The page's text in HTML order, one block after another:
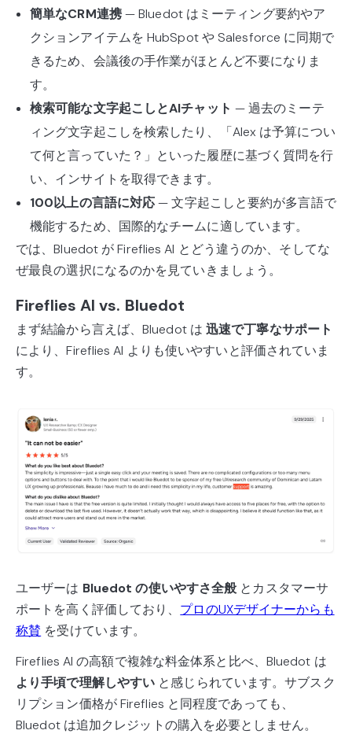
簡単なCRM連携— Bluedot はミーティング要約やア
クションアイテムを HubSpot や Salesforce に同期で
きるため、会議後の手作業がほとんど不要になりま
す。
検索可能な文字起こしとAIチャット — 過去のミーテ
ィング文字起こしを検索したり、「Alex は予算につい
て何と言っていた？」といった履歴に基づく質問を行
い、インサイトを取得できます。
100以上の言語に対応— 文字起こしと要約が多言語で
機能するため、国際的なチームに適しています。
では、Bluedot が Fireflies AI とどう違うのか、そしてな
ぜ最良の選択になるのかを見ていきましょう。
Fireflies AI vs. Bluedot
まず結論から言えば、Bluedot は迅速で丁寧なサポート
により、Fireflies AI よりも使いやすいと評価されていま
す。
ユーザーは Bluedot の使いやすさ全般 とカスタマーサ
ポートを高く評価しており、 プロのUXデザイナーからも
称賛 を受けています。
Fireflies AI の高額で複雑な料金体系と比べ、Bluedot は
より手頃で理解しやすい と感じられています。サブスク
リプション価格が Fireflies と同程度であっても、
Bluedot は追加クレジットの購入を必要としません。